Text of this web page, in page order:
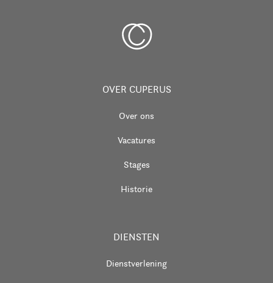
OVER CUPERUS
Over ons
Vacatures
Stages
Historie
DIENSTEN
Dienstverlening